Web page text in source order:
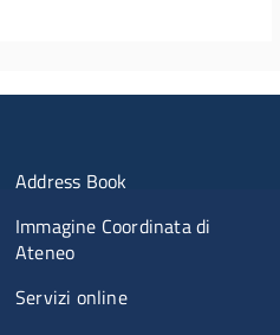
Menu portale
Address Book
Immagine Coordinata di
Ateneo
Servizi online